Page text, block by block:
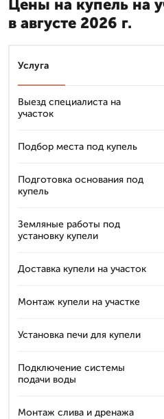
Цены на купель на
в августе 2026 г.
Услуга
Выезд специалиста на
участок
Подбор места под купель
Подготовка основания под
купель
Земляные работы под
установку купели
Доставка купели на участок
Монтаж купели на участке
Установка печи для купели
Подключение системы
подачи воды
Монтаж слива и дренажа